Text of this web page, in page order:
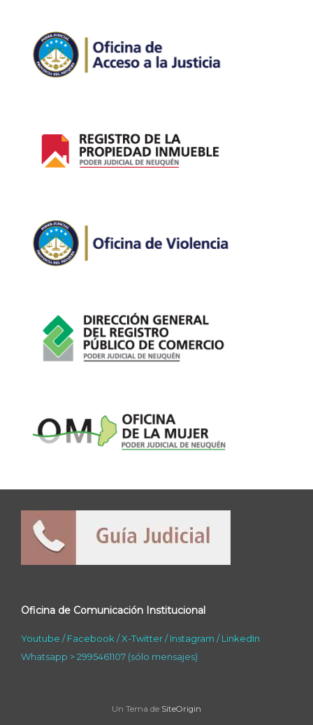
Oficina de Comunicación Institucional
Youtube /Facebook /X-Twitter/Instagram /LinkedIn
Whatsapp > 2995461107 (sólo mensajes)
Un Tema de SiteOrigin